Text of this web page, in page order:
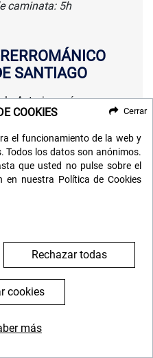
caminata: 5h
SANTIAGO
la Asturias más
paseo por un área
donde pastan
de vaca asturiana de
alto del camino para
bonitas vistas del
nos lleva hasta la
COOKIES
el funcionamiento de la web y
Todos los datos son anónimos.
que usted no pulse sobre el
en nuestra Política de Cookies
Rechazar todas
cookies
más
Cerrar